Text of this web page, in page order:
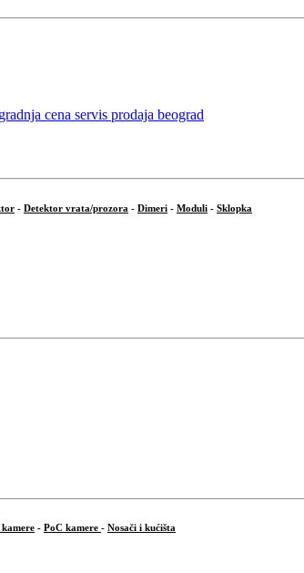
- Detektor vrata/prozora - Dimeri - Moduli - Sklopka
- PoC kamere - Nosači i kućišta